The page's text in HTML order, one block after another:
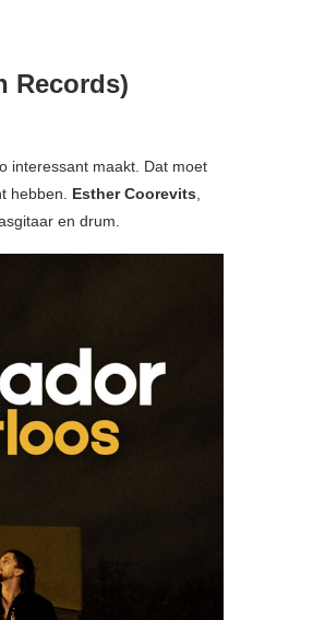
Records)
interessant maakt. Dat moet
hebben. Esther Coorevits,
en drum.